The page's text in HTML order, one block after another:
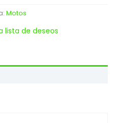
Motos
lista de deseos